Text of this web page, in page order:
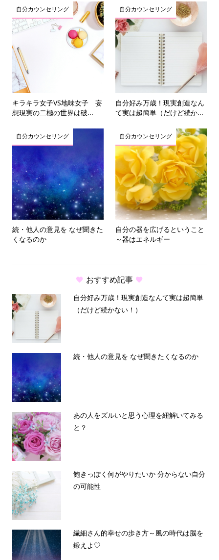
自分カウンセリング
キラキラ女子VS地味女子 妄
想現実の二極の世界は破...
自分カウンセリング
自分好み万歳！現実創造なん
て実は超簡単（だけど続か...
自分カウンセリング
続・他人の意見を なぜ聞きた
くなるのか
自分カウンセリング
自分の器を広げるということ
～器はエネルギー
おすすめ記事
自分好み万歳！現実創造なんて実は超簡単
（だけど続かない！）
続・他人の意見を なぜ聞きたくなるのか
あの人をズルいと思う心理を紐解いてみる
と？
飽きっぽく何がやりたいか 分からない自分
の可能性
繊細さん的幸せの歩き方～風の時代は脳を
鍛えよ♡